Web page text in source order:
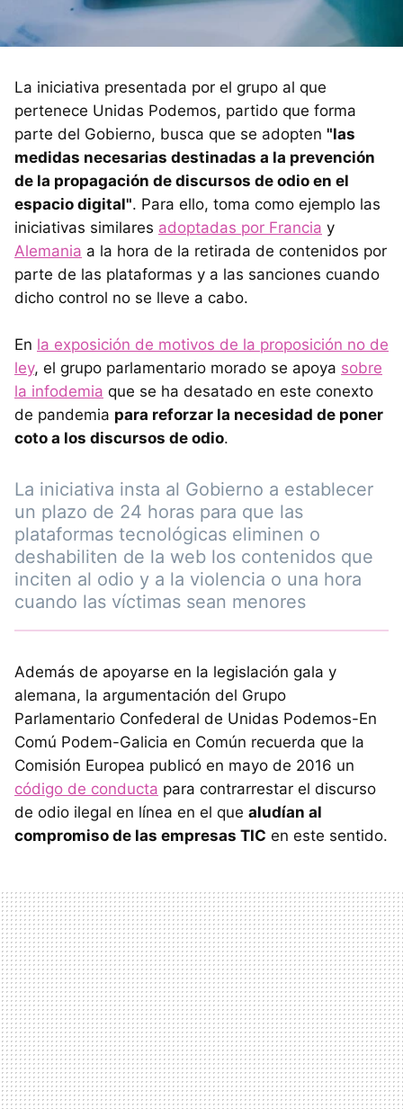
La iniciativa presentada por el grupo al que
pertenece Unidas Podemos, partido que forma
parte del Gobierno, busca que se adopten "las
medidas necesarias destinadas a la prevención
de la propagación de discursos de odio en el
espacio digital". Para ello, toma como ejemplo las
iniciativas similares adoptadas por Francia y
Alemania a la hora de la retirada de contenidos por
parte de las plataformas y a las sanciones cuando
dicho control no se lleve a cabo.
En la exposición de motivos de la proposición no de
ley, el grupo parlamentario morado se apoya sobre
la infodemia que se ha desatado en este conexto
de pandemia para reforzar la necesidad de poner
coto a los discursos de odio.
La iniciativa insta al Gobierno a establecer
un plazo de 24 horas para que las
plataformas tecnológicas eliminen o
deshabiliten de la web los contenidos que
inciten al odio y a la violencia o una hora
cuando las víctimas sean menores
Además de apoyarse en la legislación gala y
alemana, la argumentación del Grupo
Parlamentario Confederal de Unidas Podemos-En
Comú Podem-Galicia en Común recuerda que la
Comisión Europea publicó en mayo de 2016 un
código de conducta para contrarrestar el discurso
de odio ilegal en línea en el que aludían al
compromiso de las empresas TIC en este sentido.